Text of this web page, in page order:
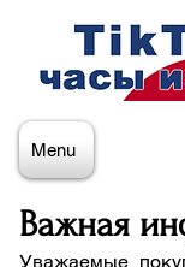
Menu
Важная
Уважаемые